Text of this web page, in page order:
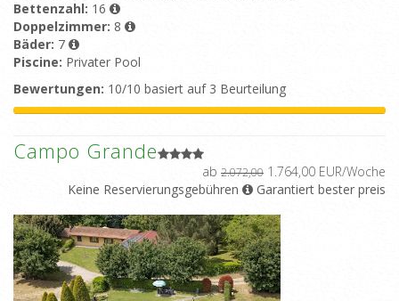
Bettenzahl: 16
Doppelzimmer: 8
Bäder: 7
Piscine: Privater Pool
Bewertungen: 10/10 basiert auf 3 Beurteilung
Campo Grande
ab 2.072,00 1.764,00 EUR/Woche
Keine Reservierungsgebühren
Garantiert bester preis